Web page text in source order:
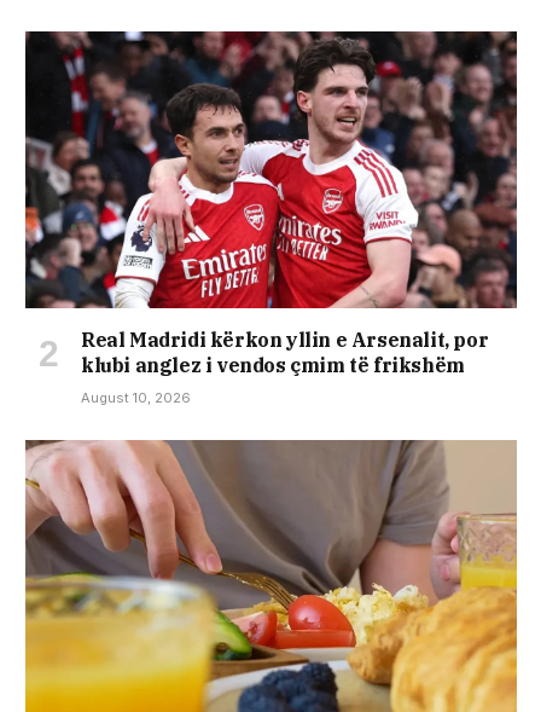
Real Madridi kërkon yllin e Arsenalit, por
klubi anglez i vendos çmim të frikshëm
August 10, 2026